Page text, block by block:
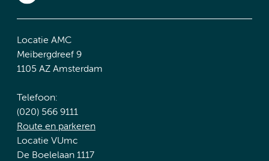
Locatie AMC
Meibergdreef 9
1105 AZ Amsterdam
Telefoon:
(020) 566 9111
Route en parkeren
Locatie VUmc
De Boelelaan 1117